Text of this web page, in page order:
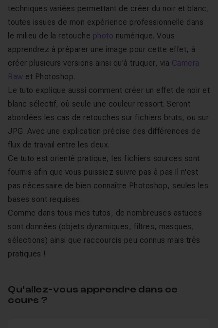
techniques variées permettant de créer du noir et blanc,
toutes issues de mon expérience professionnelle dans
le milieu de la retouche photo numérique. Vous
apprendrez à préparer une image pour cette effet, à
créer plusieurs versions ainsi qu'à truquer, via Camera
Raw et Photoshop.
Le tuto explique aussi comment créer un effet de noir et
blanc sélectif, où seule une couleur ressort. Seront
abordées les cas de retouches sur fichiers bruts, ou sur
JPG. Avec une explication précise des différences de
flux de travail entre les deux.
Ce tuto est orienté pratique, les fichiers sources sont
fournis afin que vous puissiez suivre pas à pas.Il n'est
pas nécessaire de bien connaître Photoshop, seules les
bases sont requises.
Comme dans tous mes tutos, de nombreuses astuces
sont données (objets dynamiques, filtres, masques,
sélections) ainsi que raccourcis peu connus mais très
pratiques !
Qu’allez-vous apprendre dans ce
cours ?